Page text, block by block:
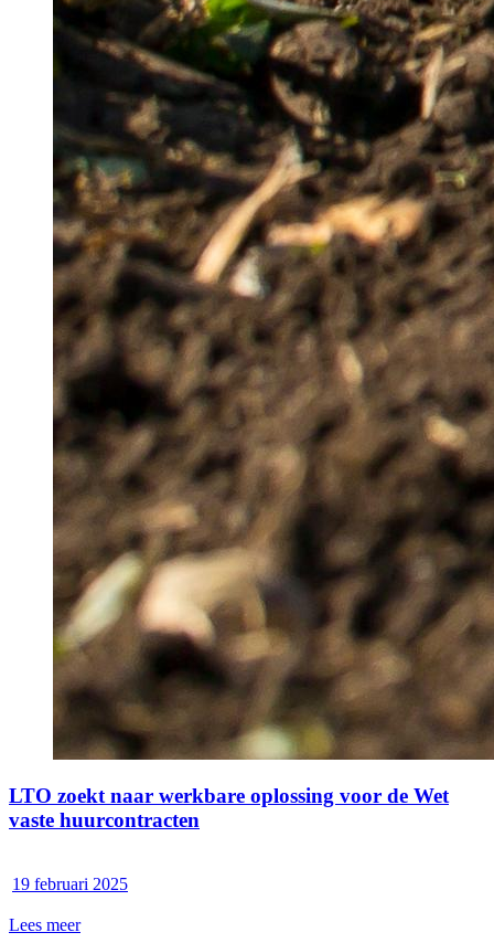
LTO zoekt naar werkbare oplossing voor de Wet
vaste huurcontracten
19 februari 2025
Lees meer